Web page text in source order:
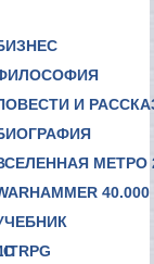
И
МЕТРО
40.000